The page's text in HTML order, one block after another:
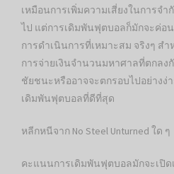
เหมือนการเพิ่มความเสี่ยงในการจ
ไป แต่การเดิมพันฟุตบอลก็มักจะค่อ
การดำเนินการที่เหมาะสม จริงๆ ส
การจ่ายเงินจำนวนมหาศาลที่ตกล
ชัยชนะหรืออาจจะตกรอบไปอย่าง
เดิมพันฟุตบอลที่ดีที่สุด
หลีกหนีจาก No Steel Unturned ใด ๆ
คะแนนการเดิมพันฟุตบอลมักจะเปิด